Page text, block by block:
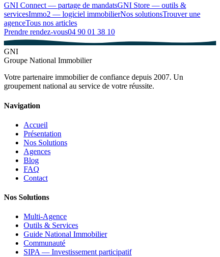
GNI Connect — partage de mandatsGNI Store — outils &
servicesImmo2 — logiciel immobilierNos solutionsTrouver une
agenceTous nos articles
Prendre rendez-vous04 90 01 38 10
GNI
Groupe National Immobilier
Votre partenaire immobilier de confiance depuis 2007. Un
groupement national au service de votre réussite.
Navigation
Accueil
Présentation
Nos Solutions
Agences
Blog
FAQ
Contact
Nos Solutions
Multi-Agence
Outils & Services
Guide National Immobilier
Communauté
SIPA — Investissement participatif